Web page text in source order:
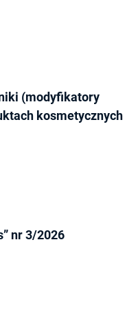
(modyfikatory
kosmetycznych
nr 3/2026